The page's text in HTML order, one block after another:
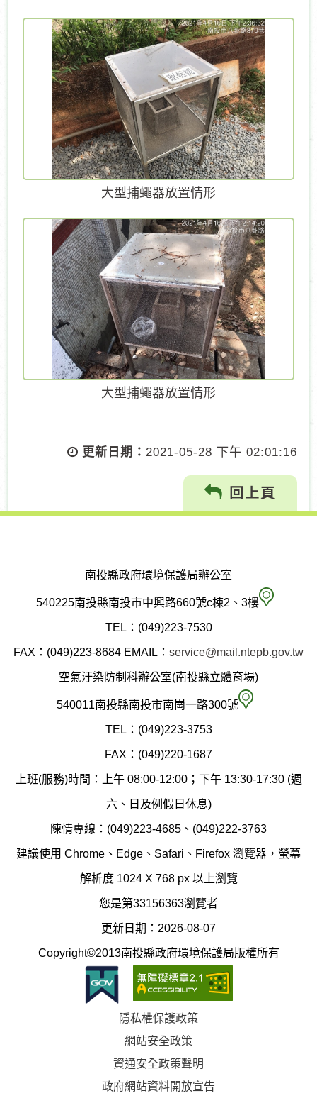
大型捕蠅器放置情形
大型捕蠅器放置情形
更新日期： 2021-05-28 下午 02:01:16
回上頁
南投縣政府環境保護局辦公室
540225南投縣南投市中興路660號c棟2、3樓 南
縣
保
局
圖
TEL：(049)223-7530
FAX：(049)223-8684 EMAIL： service@mail.ntepb.gov.tw
空氣汙染防制科辦公室(南投縣立體育場)
540011南投縣南投市南崗一路300號 空
染
制
科
(南
TEL：(049)223-3753
FAX：(049)220-1687
上班(服務)時間：上午 08:00-12:00；下午 13:30-17:30 (週
六、日及例假日休息)
陳情專線：(049)223-4685、(049)222-3763
建議使用 Chrome、Edge、Safari、Firefox 瀏覽器，螢幕
解析度 1024 X 768 px 以上瀏覽
您是第33156363瀏覽者
更新日期：2026-08-07
Copyright©2013南投縣政府環境保護局版權所有
隱私權保護政策
網站安全政策
資通安全政策聲明
政府網站資料開放宣告